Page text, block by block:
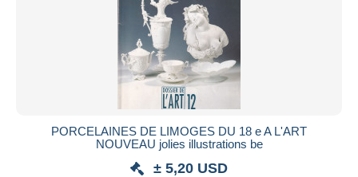
PORCELAINES DE LIMOGES DU 18 e A L'ART
NOUVEAU jolies illustrations be
± 5,20 USD